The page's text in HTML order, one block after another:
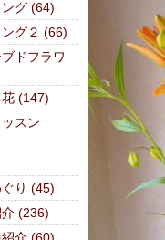
グ (64)
グ２ (66)
ドフラワ
(147)
スン
り (45)
(236)